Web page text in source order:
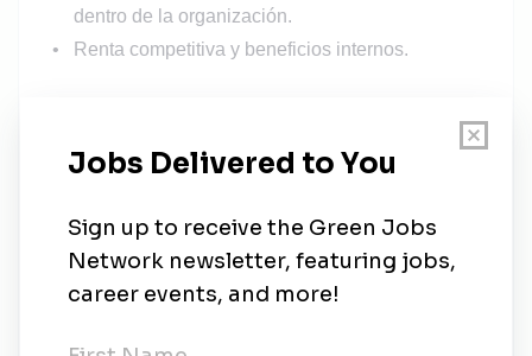
dentro de la organización.
Renta competitiva y beneficios internos.
incentiva la inclusión de personas con
¿Te gustaría liderar una célula comercial clave
dentro de una empresa con propósito energético
y mirada de futuro?